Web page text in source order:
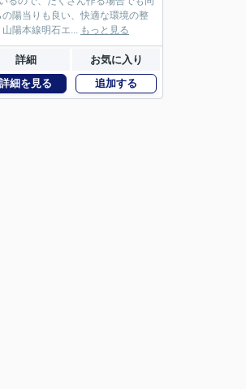
陽当りも良い、快適な環境の整
陽本線明石エ... もっと見る
詳細 お気に入り
詳細を見る 追加する